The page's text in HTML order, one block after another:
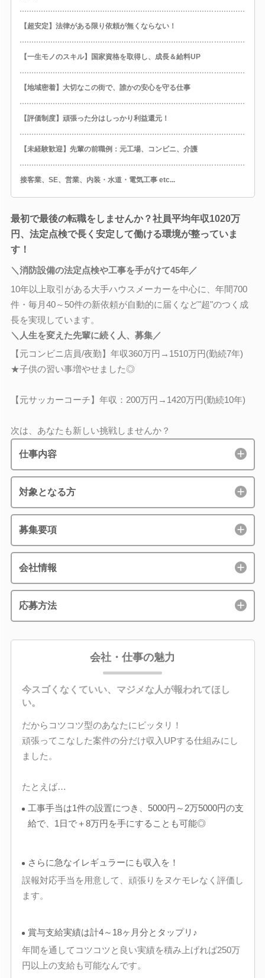
【超安定】法律がある限り依頼が無くならない！
【一生モノのスキル】国家資格を取得し、成長＆給料UP
【地域密着】大切なこの街で、誰かの安心を守る仕事
【評価制度】頑張った分はしっかり利益還元！
【未経験歓迎】先輩の前職例：元工場、コンビニ、介護
接客業、SE、営業、内装・水道・電気工事 etc...
最初で最後の転職をしませんか？社員平均年収1020万
円、法定点検で長く安定して働ける環境が整っていま
す！
＼消防設備の法定点検や工事を手がけて45年／
10年以上取引がある大手ハウスメーカーを中心に、年間700
件・毎月40～50件の新依頼が自動的に届くなど"超"のつく成
長を実現しています。
＼人生を変えた先輩に続く人、募集／
【元コンビニ店員/夜勤】年収360万円→1510万円(勤続7年)
★子供の習い事増やせました◎
【元サッカーコーチ】年収：200万円→1420万円(勤続10年)
次は、あなたも新しい挑戦しませんか？
仕事内容
対象となる方
募集要項
会社情報
応募方法
会社・仕事の魅力
今スゴくなくていい、マジメな人が報われてほし
い。
だからコツコツ型のあなたにピッタリ！
頑張ってこなした案件の分だけ収入UPする仕組みにし
ました。
たとえば…
工事手当は1件の設置につき、5000円～2万5000円の支
給で、1日で＋8万円を手にすることも可能◎
さらに急なイレギュラーにも収入を！
誤報対応手当を用意して、頑張りをヌケモレなく評価し
ます。
賞与支給実績は計4～18ヶ月分とタップリ♪
年間を通してコツコツと良い実績を積み上げれば250万
円以上の支給も可能なんです。